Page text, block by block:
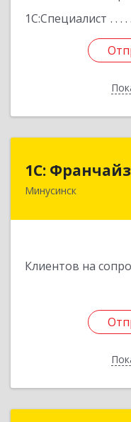
1С:Специалист
1С:
Минусинск
Клиентов на
662610,